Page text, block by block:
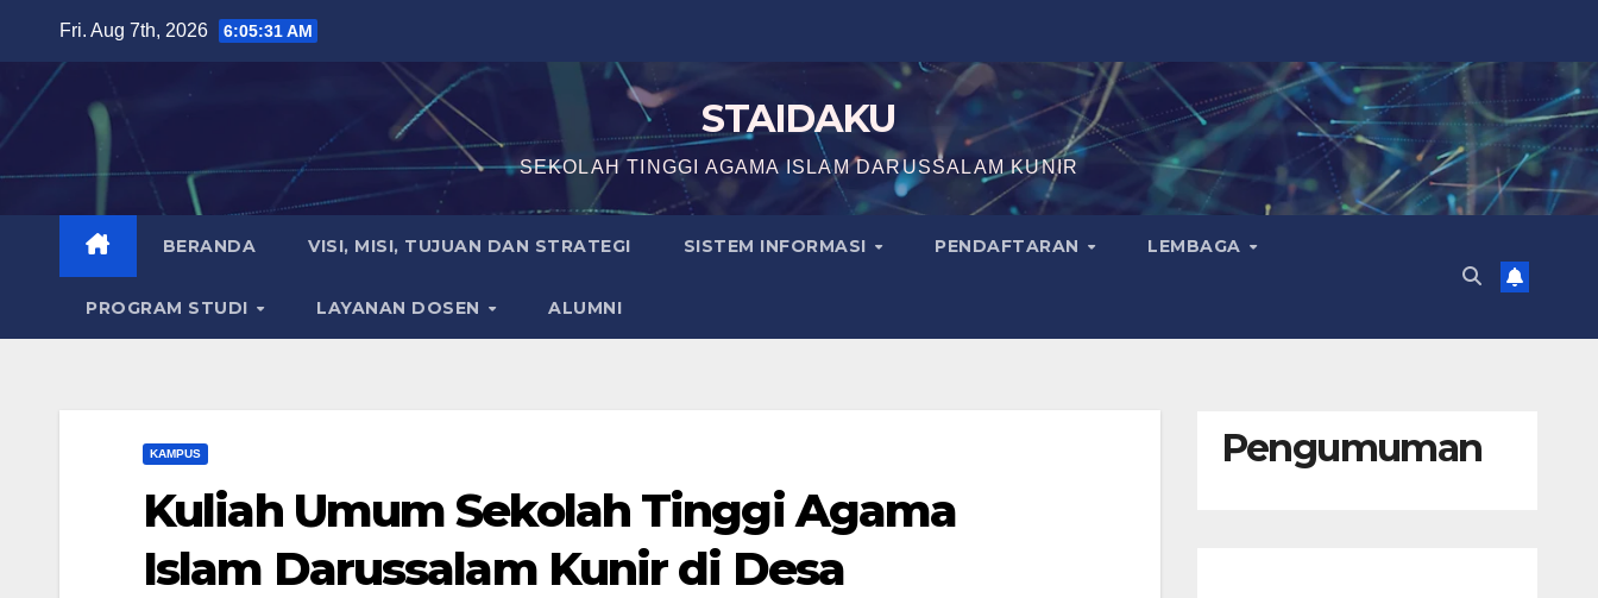
content
Fri. Aug 7th, 2026 6:05:32 AM
STAIDAKU
SEKOLAH TINGGI AGAMA ISLAM DARUSSALAM KUNIR
BERANDA VISI, MISI, TUJUAN DAN STRATEGI SISTEM INFORMASI PENDAFTARAN LEMBAGA
PROGRAM STUDI LAYANAN DOSEN ALUMNI
KAMPUS
Kuliah Umum Sekolah Tinggi Agama
Islam Darussalam Kunir di Desa
Pengumuman